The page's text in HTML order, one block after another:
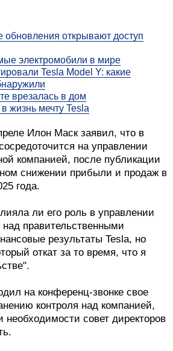
обновления открывают доступ
электромобили в мире
Tesla Model Y: какие
врезалась в дом
жизнь мечту Tesla
Илон Маск заявил, что в
на управлении
компанией, после публикации
снижении прибыли и продаж в
года.
ли его роль в управлении
над правительственными
результаты Tesla, но
откат за то время, что я
на конференц-звонке свое
контроля над компанией,
необходимости совет директоров